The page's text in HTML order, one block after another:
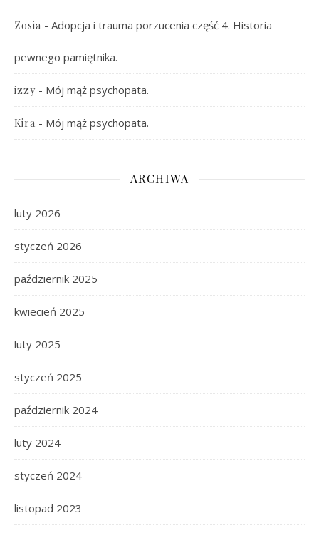
Zosia - Adopcja i trauma porzucenia część 4. Historia
pewnego pamiętnika.
izzy - Mój mąż psychopata.
Kira - Mój mąż psychopata.
ARCHIWA
luty 2026
styczeń 2026
październik 2025
kwiecień 2025
luty 2025
styczeń 2025
październik 2024
luty 2024
styczeń 2024
listopad 2023